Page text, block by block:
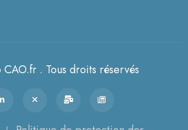
. Tous droits réservés